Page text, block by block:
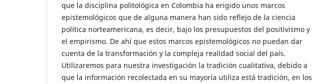
que la disciplina politológica en Colombia ha erigido unos marcos
epistemológicos que de alguna manera han sido reflejo de la ciencia
política norteamericana, es decir, bajo los presupuestos del positivismo y
el empirismo. De ahí que estos marcos epistemológicos no puedan dar
cuenta de la transformación y la compleja realidad social del país.
Utilizaremos para nuestra investigación la tradición cualitativa, debido a
que la información recolectada en su mayoría utiliza está tradición, en los